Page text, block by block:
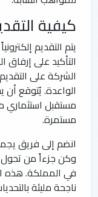
كيفية
يتم التقديم
التأكيد على إرفاق
الشركة على
الواعدة. يُتوقع
مستقبل استثماري
مستمرة.
انضم إلى فريق يجمع
وكن جزءاً من تحول
في المملكة. هذه
ناجحة مليئة